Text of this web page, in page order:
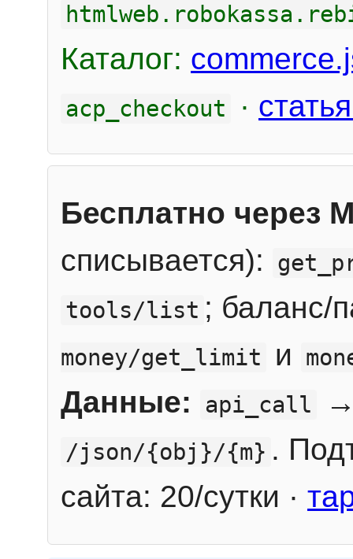
Каталог:
acp_checkout ·
Бесплатно через
списывается):
tools/list ; баланс/
money/get_limit и
Данные: api_call
/json/{obj}/{m} .
сайта: 20/сутки ·